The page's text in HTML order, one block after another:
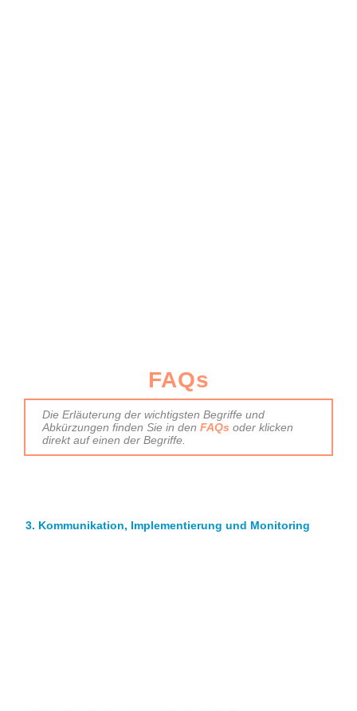
FAQs
Die Erläuterung der wichtigsten Begriffe und
Abkürzungen finden Sie in den FAQs oder klicken
direkt auf einen der Begriffe.
3. Kommunikation, Implementierung und Monitoring